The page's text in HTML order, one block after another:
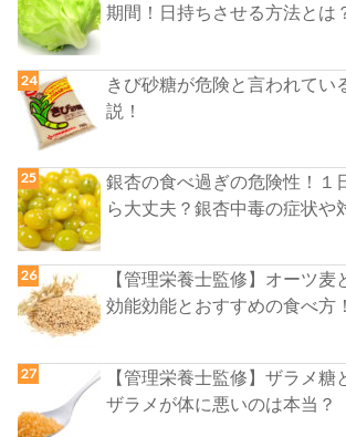
期間！日持ちさせる方法とは
きび砂糖が危険と言われてい
説！
銀杏の食べ過ぎの危険性！１
ら大丈夫？銀杏中毒の症状や
【管理栄養士監修】オーツ麦
効能効能とおすすめの食べ方！
【管理栄養士監修】ザラメ糖
ザラメが体に悪いのは本当？